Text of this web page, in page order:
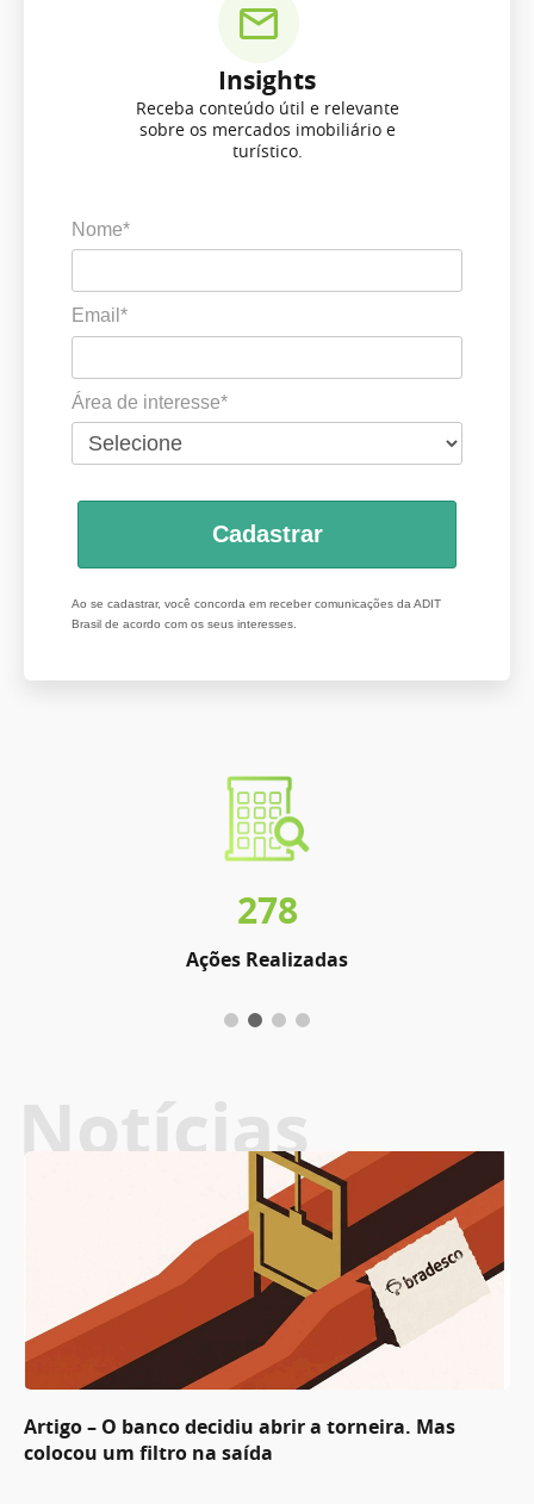
Insights
Receba conteúdo útil e relevante
sobre os mercados imobiliário e
turístico.
Nome*
Email*
Área de interesse*
Cadastrar
Ao se cadastrar, você concorda em receber comunicações da ADIT
Brasil de acordo com os seus interesses.
278
Ações Realizadas
Notícias
Artigo – O banco decidiu abrir a torneira. Mas
colocou um filtro na saída